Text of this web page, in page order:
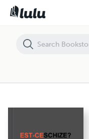
EST-CE SCHIZE?